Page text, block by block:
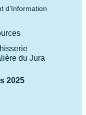
d’Information
du Jura
2025